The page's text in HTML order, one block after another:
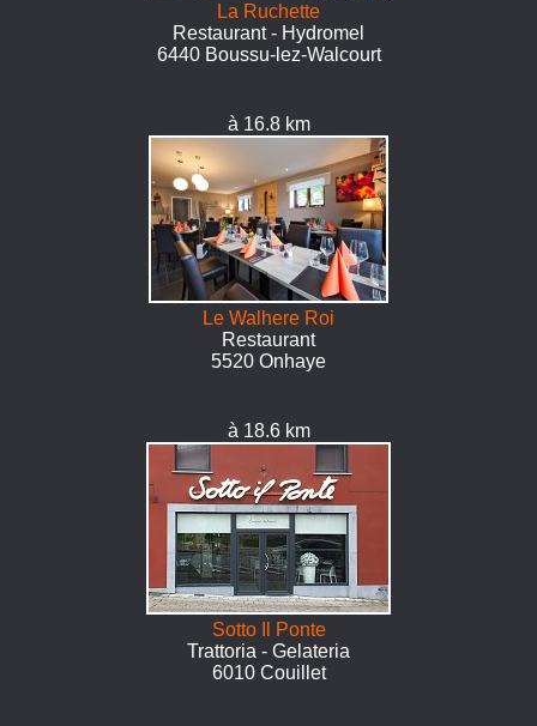
La Ruchette
Restaurant - Hydromel
6440 Boussu-lez-Walcourt
à 16.8 km
Le Walhere Roi
Restaurant
5520 Onhaye
à 18.6 km
Sotto Il Ponte
Trattoria - Gelateria
6010 Couillet